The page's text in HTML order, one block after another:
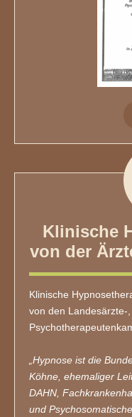
Klinische
von der
Klinische
von den Landesärzte-
„Hypnose ist die
Köhne, ehemaliger
DAHN,
und